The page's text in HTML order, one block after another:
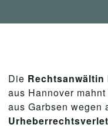
Die Rechtsanwältin
aus Hannover
aus Garbsen wegen